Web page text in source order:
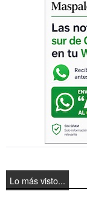
Lo más visto...